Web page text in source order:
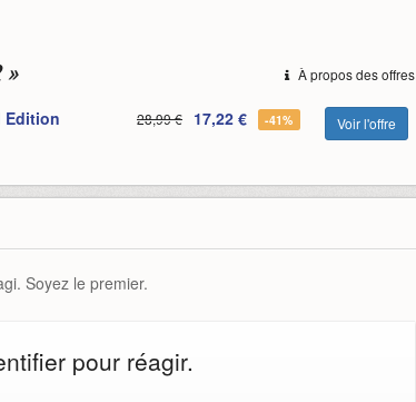
À propos des offres
Edition 28,99 € 17,22 € -41% Voir l'offre
Soyez le premier.
pour réagir.